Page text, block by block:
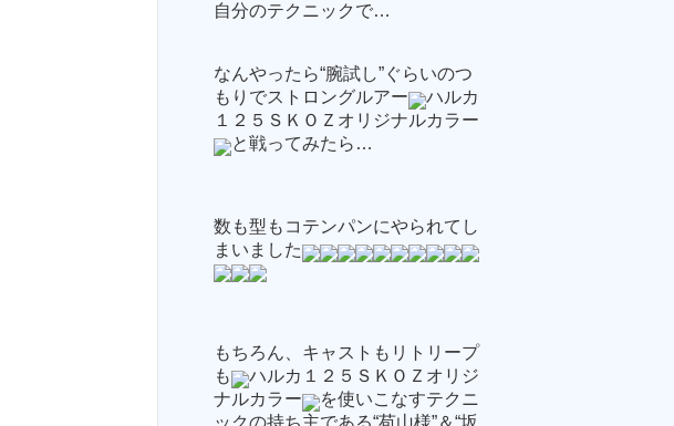
自分のテクニックで…
なんやったら“腕試し”ぐらいのつ
もりでストロングルアー
ハルカ
１２５ＳＫＯＺオリジナルカラー
と戦ってみたら…
数も型もコテンパンにやられてし
まいました
もちろん、キャストもリトリープ
も
ハルカ１２５ＳＫＯＺオリジ
ナルカラー
を使いこなすテクニ